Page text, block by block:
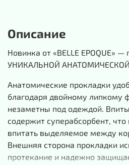
Описание
Новинка от «BELLE EPOQUE»
УНИКАЛЬНОЙ
Анатомические прокладки
благодаря двойному
незаметны под одеждой.
содержит суперабсорбент,
впитать выделяемое между
Внешняя сторона прокладки
протекание и надежно